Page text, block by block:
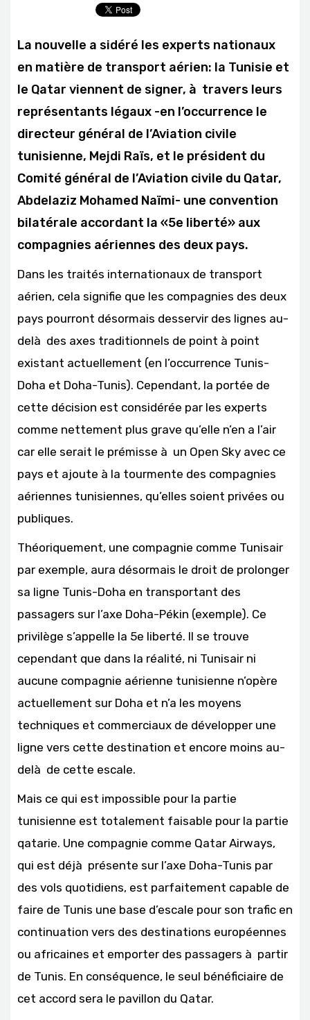
La nouvelle a sidéré les experts nationaux
en matière de transport aérien: la Tunisie et
le Qatar viennent de signer, à travers leurs
représentants légaux -en l’occurrence le
directeur général de l’Aviation civile
tunisienne, Mejdi Raïs, et le président du
Comité général de l’Aviation civile du Qatar,
Abdelaziz Mohamed Naïmi- une convention
bilatérale accordant la «5e liberté» aux
compagnies aériennes des deux pays.
Dans les traités internationaux de transport
aérien, cela signifie que les compagnies des deux
pays pourront désormais desservir des lignes au-
delà des axes traditionnels de point à point
existant actuellement (en l’occurrence Tunis-
Doha et Doha-Tunis). Cependant, la portée de
cette décision est considérée par les experts
comme nettement plus grave qu’elle n’en a l’air
car elle serait le prémisse à un Open Sky avec ce
pays et ajoute à la tourmente des compagnies
aériennes tunisiennes, qu’elles soient privées ou
publiques.
Théoriquement, une compagnie comme Tunisair
par exemple, aura désormais le droit de prolonger
sa ligne Tunis-Doha en transportant des
passagers sur l’axe Doha-Pékin (exemple). Ce
privilège s’appelle la 5e liberté. Il se trouve
cependant que dans la réalité, ni Tunisair ni
aucune compagnie aérienne tunisienne n’opère
actuellement sur Doha et n’a les moyens
techniques et commerciaux de développer une
ligne vers cette destination et encore moins au-
delà de cette escale.
Mais ce qui est impossible pour la partie
tunisienne est totalement faisable pour la partie
qatarie. Une compagnie comme Qatar Airways,
qui est déjà présente sur l’axe Doha-Tunis par
des vols quotidiens, est parfaitement capable de
faire de Tunis une base d’escale pour son trafic en
continuation vers des destinations européennes
ou africaines et emporter des passagers à partir
de Tunis. En conséquence, le seul bénéficiaire de
cet accord sera le pavillon du Qatar.